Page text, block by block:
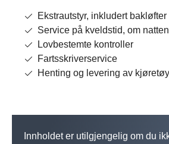
Ekstrautstyr, inkludert
Service på kveldstid, om
Lovbestemte kontroller
Fartsskriverservice
Henting og levering av kjøretøy
Innholdet er utilgjengelig om du